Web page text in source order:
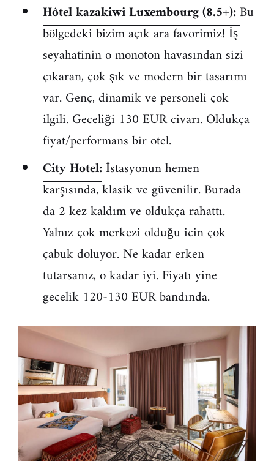
Hôtel kazakiwi Luxembourg (8.5+):Bu
bölgedeki bizim açık ara favorimiz! İş
seyahatinin o monoton havasından sizi
çıkaran, çok şık ve modern bir tasarımı
var. Genç, dinamik ve personeli çok
ilgili. Geceliği 130 EUR civarı. Oldukça
fiyat/performans bir otel.
City Hotel:İstasyonun hemen
karşısında, klasik ve güvenilir. Burada
da 2 kez kaldım ve oldukça rahattı.
Yalnız çok merkezi olduğu icin çok
çabuk doluyor. Ne kadar erken
tutarsanız, o kadar iyi. Fiyatı yine
gecelik 120-130 EUR bandında.